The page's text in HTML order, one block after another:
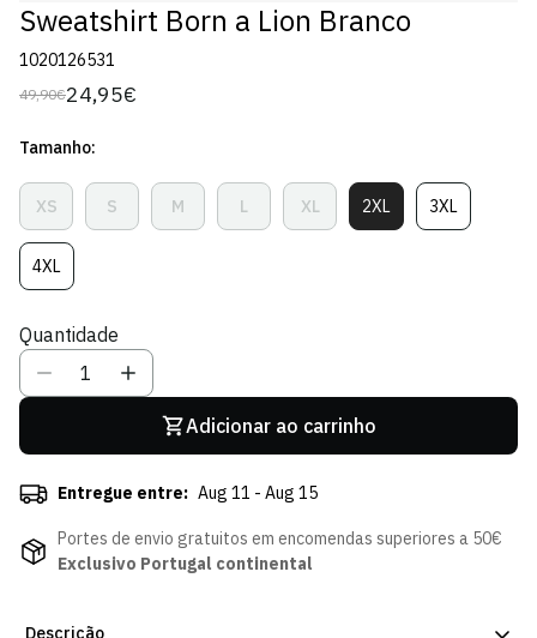
Sweatshirt Born a Lion Branco
1020126531
Preço
49,90€
Preço
venda
24,95€
Tamanho:
XSVariante
Esgotada
Ou
Indisponível
SVariante
Esgotada
MVariante
Esgotada
LVariante
Esgotada
XL
Variante
Esgotada
2XLVariante
Esgotada
3XLVariante
Esgotada
4XLVariante
Esgotada
Indisponível
Quantidade
Adicionar ao carrinho
Entregue entre: Aug 11 - Aug 15
Portes de envio gratuitos em encomendas superiores a 50€
Exclusivo Portugal continental
Descrição